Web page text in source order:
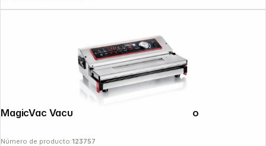
MagicVac Vacuum Machine Jumbo 30 Evo
Número de producto:123757